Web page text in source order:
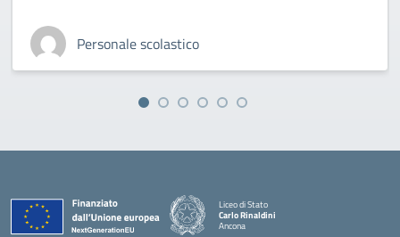
Personale scolastico
Liceo di Stato
Carlo Rinaldini
Ancona